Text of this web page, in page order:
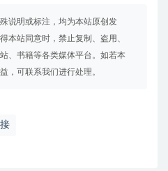
说明或标注，均为本站原创发
本站同意时，禁止复制、盗用、
、书籍等各类媒体平台。如若本
，可联系我们进行处理。